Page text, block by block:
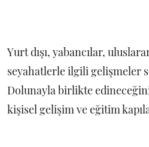
Yurt dışı, yabancılar,
seyahatlerle ilgili gelişmeler
Dolunayla birlikte
kişisel gelişim ve eğitim